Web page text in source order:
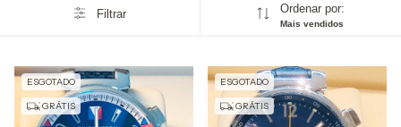
Filtrar Ordenar por:
Mais vendidos
ESGOTADO
GRÁTIS
ESGOTADO
GRÁTIS